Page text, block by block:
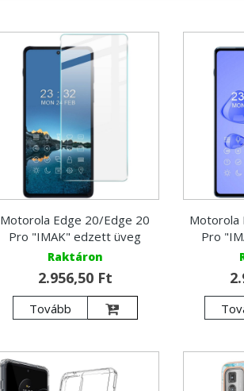
Motorola Edge 20/Edge 20
Pro "IMAK" edzett üveg
Raktáron
2.956,50 Ft
Tovább
Motorola
Pro